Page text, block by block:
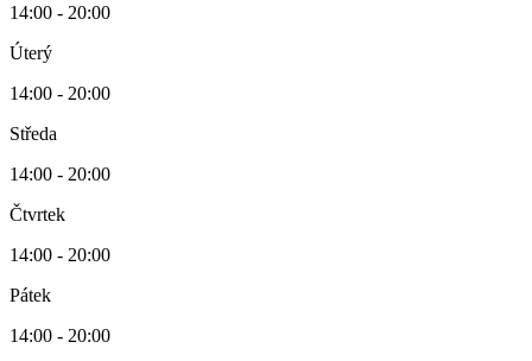
14:00 - 20:00
Úterý
14:00 - 20:00
Středa
14:00 - 20:00
Čtvrtek
14:00 - 20:00
Pátek
14:00 - 20:00